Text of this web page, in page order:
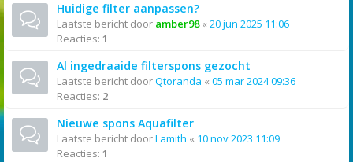
Huidige filter aanpassen?
Laatste bericht door amber98« 20 jun 2025 11:06
Reacties: 1
Al ingedraaide filterspons gezocht
Laatste bericht doorQtoranda « 05 mar 2024 09:36
Reacties: 2
Nieuwe spons Aquafilter
Laatste bericht doorLamith « 10 nov 2023 11:09
Reacties: 1